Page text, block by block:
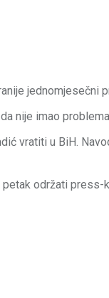
jednomjesečni
nije imao
vratiti u BiH.
održati